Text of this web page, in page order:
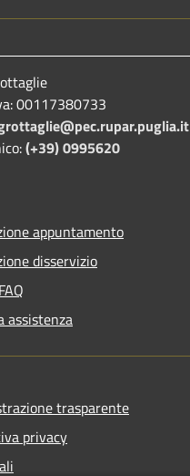
00117380733
(+39) 0995620
appuntamento
disservizio
assistenza
trasparente
privacy